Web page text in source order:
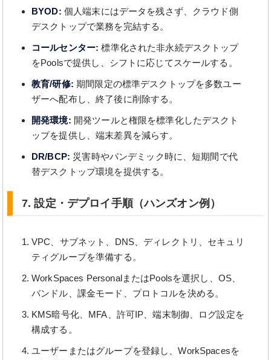
BYOD: 個人端末にはデータを残さず、クラウド側
デスクトップで業務を完結する。
コールセンター: 標準化された非永続デスクトップ
をPoolsで提供し、シフトに応じてスケールする。
教育/研修: 期間限定の標準デスクトップを多数ユー
ザーへ配布し、終了後に削除する。
開発環境: 開発ツールと権限を標準化したデスクト
ップを提供し、端末差異を減らす。
DR/BCP: 災害時やパンデミック時に、短期間で代
替デスクトップ環境を提供する。
7. 設定・デプロイ手順（ハンズオン例）
VPC、サブネット、DNS、ディレクトリ、セキュリ
ティグループを準備する。
WorkSpaces PersonalまたはPoolsを選択し、OS、
バンドル、課金モード、プロトコルを決める。
KMS暗号化、MFA、許可IP、端末制御、ログ設定を
構成する。
ユーザーまたはグループを登録し、WorkSpacesを